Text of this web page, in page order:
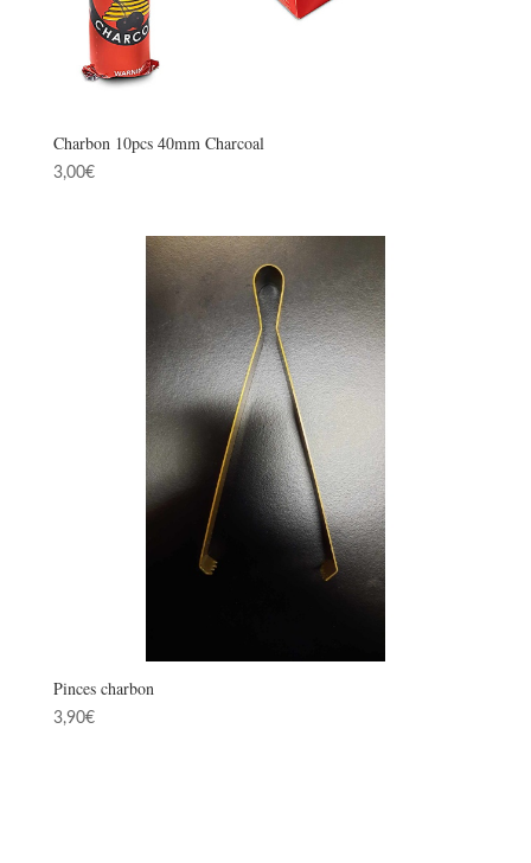
Charbon 10pcs 40mm Charcoal
3,00€
Pinces charbon
3,90€